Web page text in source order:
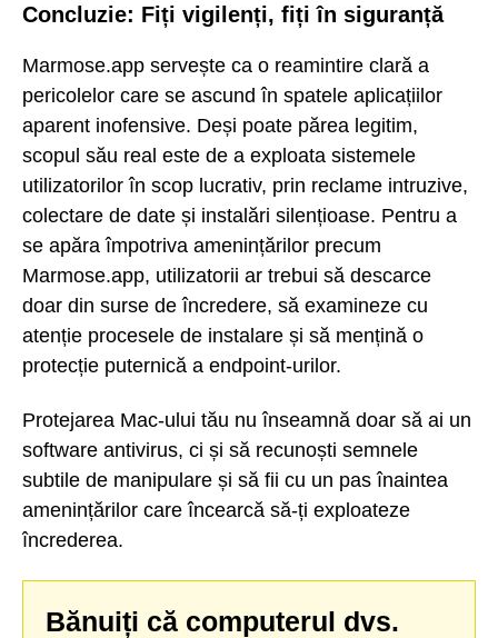
Concluzie: Fiți vigilenți, fiți în siguranță
Marmose.app servește ca o reamintire clară a
pericolelor care se ascund în spatele aplicațiilor
aparent inofensive. Deși poate părea legitim,
scopul său real este de a exploata sistemele
utilizatorilor în scop lucrativ, prin reclame intruzive,
colectare de date și instalări silențioase. Pentru a
se apăra împotriva amenințărilor precum
Marmose.app, utilizatorii ar trebui să descarce
doar din surse de încredere, să examineze cu
atenție procesele de instalare și să mențină o
protecție puternică a endpoint-urilor.
Protejarea Mac-ului tău nu înseamnă doar să ai un
software antivirus, ci și să recunoști semnele
subtile de manipulare și să fii cu un pas înaintea
amenințărilor care încearcă să-ți exploateze
încrederea.
Bănuiți că computerul dvs.